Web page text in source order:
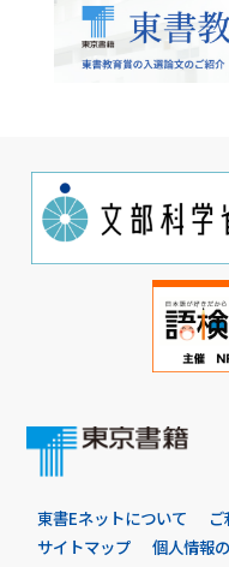
東書Eネットについて
サイトマップ
個人情報